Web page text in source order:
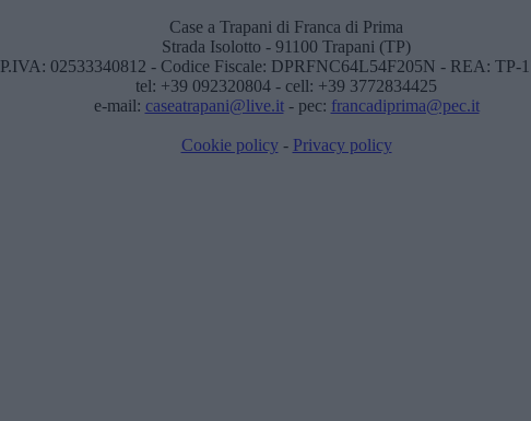
Case a Trapani di Franca di Prima
Strada Isolotto - 91100 Trapani (TP)
P.IVA: 02533340812 - Codice Fiscale: DPRFNC64L54F205N - REA: TP-
tel: +39 092320804 - cell: +39 3772834425
e-mail: caseatrapani@live.it- pec: francadiprima@pec.it
Cookie policy- Privacy policy